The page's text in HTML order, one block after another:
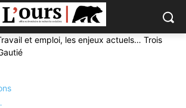
et emploi, les enjeux actuels… Trois